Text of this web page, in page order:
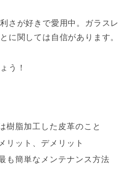
さが好きで愛用中。ガラスレ
に関しては自信があります。
う！
樹脂加工した皮革のこと
リット、デメリット
も簡単なメンテナンス方法